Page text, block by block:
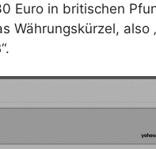
Euro in britischen
Währungskürzel, also